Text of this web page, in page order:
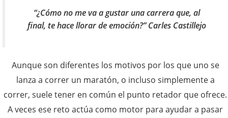
“¿Cómo no me va a gustar una carrera que, al
final, te hace llorar de emoción?” Carles Castillejo
Aunque son diferentes los motivos por los que uno se
lanza a correr un maratón, o incluso simplemente a
correr, suele tener en común el punto retador que ofrece.
A veces ese reto actúa como motor para ayudar a pasar